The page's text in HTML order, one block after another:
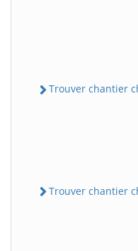
Trouver chantier
Trouver chantier